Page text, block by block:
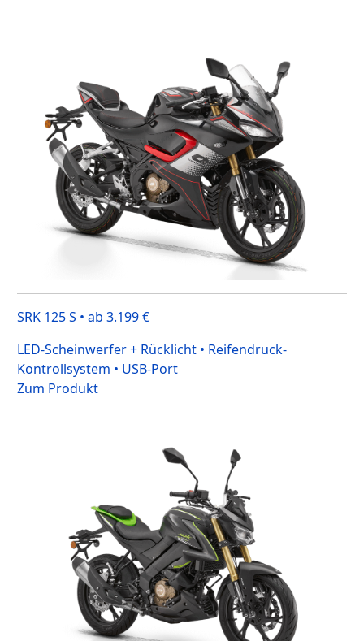
SRK 125 S • ab 3.199 €
LED-Scheinwerfer + Rücklicht • Reifendruck-
Kontrollsystem • USB-Port
Zum Produkt